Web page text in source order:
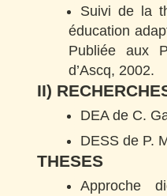
Suivi de la
éducation
Publiée aux
d’Ascq, 2002.
II)
DEA de C.
DESS de P.
THESES
Approche